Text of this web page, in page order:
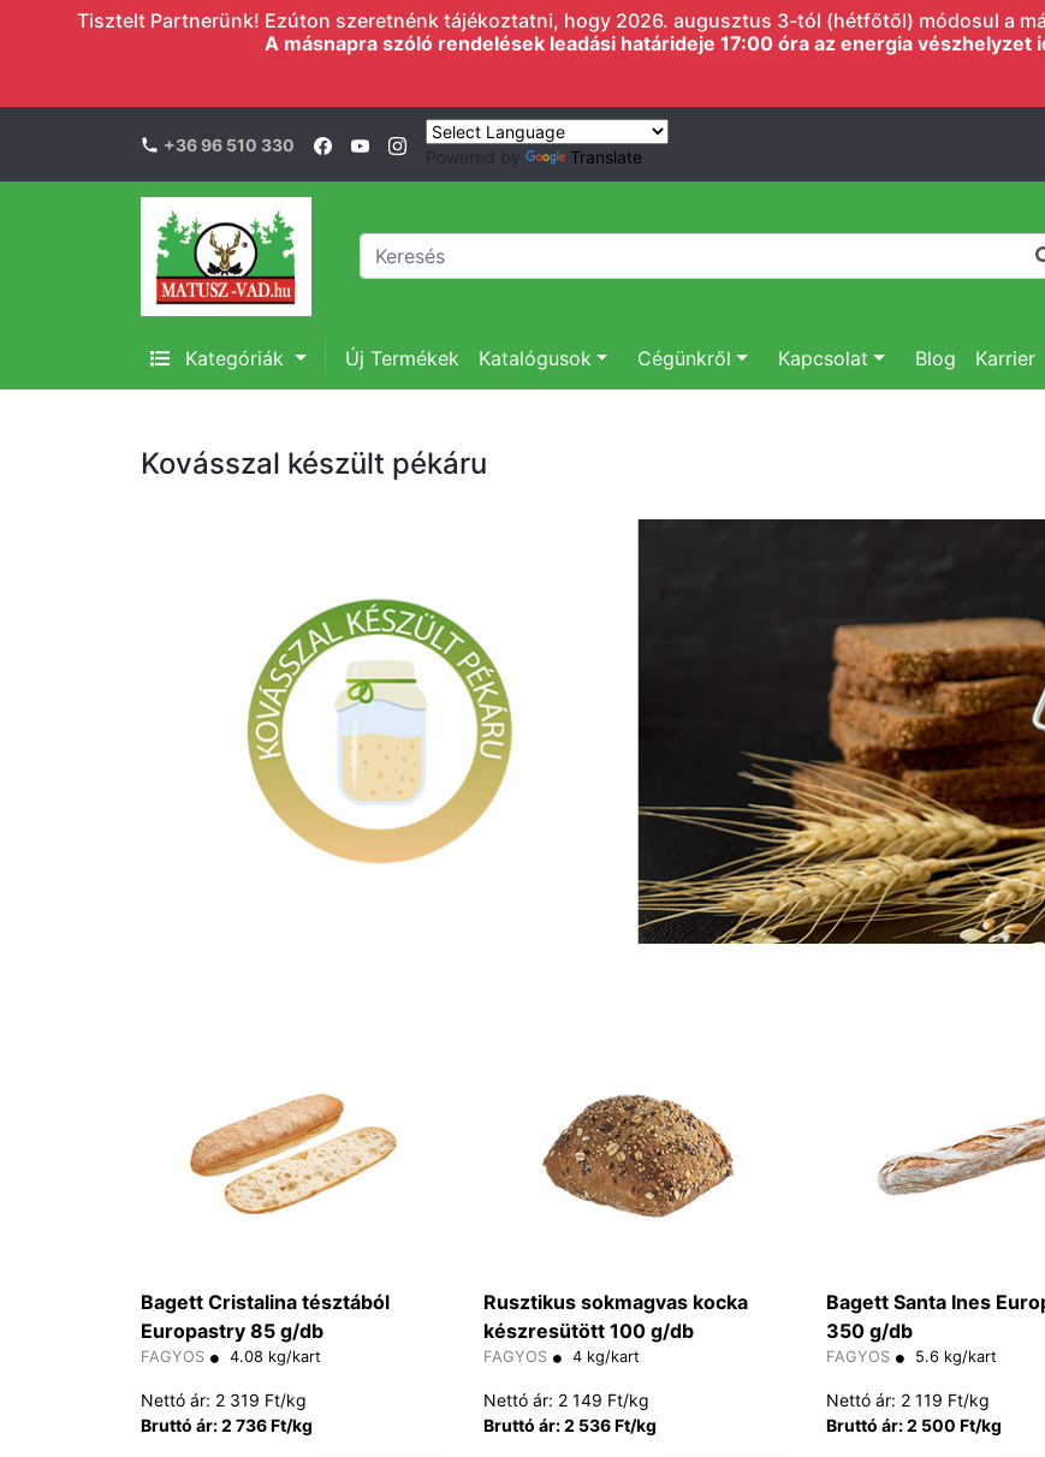
Tisztelt Partnerünk! Ezúton szeretnénk tájékoztatni, hogy 2026. augusztus 3-tól (hétfőtől) módosul a
A másnapra szóló rendelések leadási határideje 17:00 óra az energia vészhelyzet
+36 96 510 330
Powered by Translate
Kategóriák Új Termékek Katalógusok Cégünkről Kapcsolat Blog Karrier
Kovásszal készült pékáru
Bagett Cristalina tésztából
Europastry 85 g/db
FAGYOS 4.08 kg/kart
Nettó ár: 2 319 Ft/kg
Bruttó ár: 2 736 Ft/kg
Rusztikus sokmagvas kocka
készresütött 100 g/db
FAGYOS 4 kg/kart
Nettó ár: 2 149 Ft/kg
Bruttó ár: 2 536 Ft/kg
Bagett Santa Ines
350 g/db
FAGYOS 5.6 kg/kart
Nettó ár: 2 119 Ft/kg
Bruttó ár: 2 500 Ft/kg